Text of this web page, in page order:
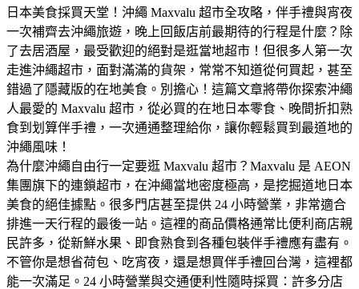
日本美食採買天堂！沖繩 Maxvalu 超市全攻略，伴手禮與宵夜
一次補齊​去沖繩旅遊，晚上回飯店前最期待的行程是什麼？除
了去居酒屋，最受歡迎的絕對是逛當地超市！但很多人第一次
走進沖繩超市，面對滿滿的貨架，常常不知道從何買起，甚至
錯過了隱藏版的在地美食。​別擔心！這篇文章將帶你探索沖繩
人最愛的 Maxvalu 超市，從必買的在地日本零食、晚間折扣熟
食到划算伴手禮，一次通通整理給你，讓你輕鬆買到最道地的
沖繩風味！
​為什麼沖繩自由行一定要逛 Maxvalu 超市？​Maxvalu 是 AEON
集團旗下的連鎖超市，在沖繩當地密度極高，是挖掘道地日本
美食的絕佳據點。很多門店甚至提供 24 小時營業，非常適合
排進一天行程的最後一站。​這裡的商品價格通常比便利商店親
民許多，從新鮮水果、即食熟食到各種包裝伴手禮應有盡有。
不管你是想省荷包、吃宵夜，還是想買伴手禮回台灣，這裡都
能一次滿足。​24 小時營業與交通便利性​隨時採買：許多分店